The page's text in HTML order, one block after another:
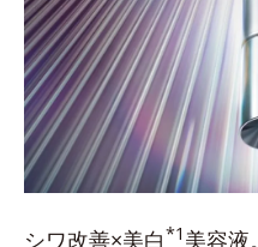
シワ改善×美白*1 美容液。